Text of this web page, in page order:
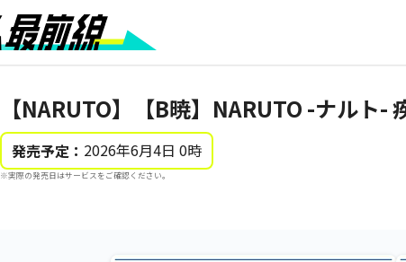
【NARUTO】【B暁】NARUTO -ナルト-
発売予定： 2026年6月4日 0時
※実際の発売日はサービスをご確認ください。